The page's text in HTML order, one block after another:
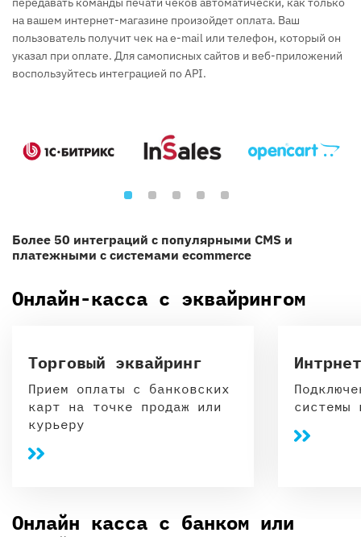
на вашем интернет-магазине произойдет оплата. Ваш
пользователь получит чек на e-mail или телефон, который он
указал при оплате. Для самописных сайтов и веб-приложений
воспользуйтесь интеграцией по API.
Более 50 интеграций с популярными CMS и
платежными с системами ecommerce
Онлайн-касса с эквайрингом
Торговый эквайринг
Прием оплаты с банковских
карт на точке продаж или
курьеру
системы
Онлайн касса с банком или